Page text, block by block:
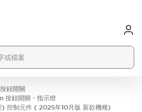
按鈕開關
鈕開關・指示燈
控制元件 ( 2025年10月版 新款機種)